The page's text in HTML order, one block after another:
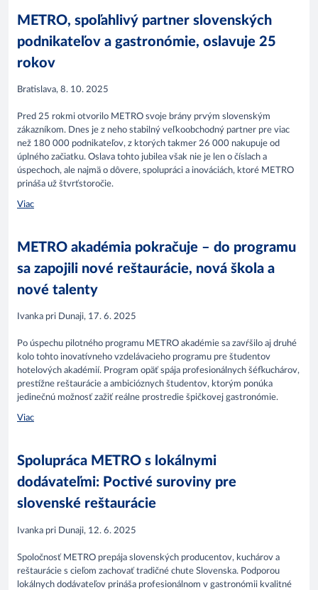
METRO, spoľahlivý partner slovenských
podnikateľov a gastronómie, oslavuje 25
rokov
Bratislava, 8. 10. 2025
Pred 25 rokmi otvorilo METRO svoje brány prvým slovenským
zákazníkom. Dnes je z neho stabilný veľkoobchodný partner pre viac
než 180 000 podnikateľov, z ktorých takmer 26 000 nakupuje od
úplného začiatku. Oslava tohto jubilea však nie je len o číslach a
úspechoch, ale najmä o dôvere, spolupráci a inováciách, ktoré METRO
prináša už štvrťstoročie.
Viac
METRO akadémia pokračuje – do programu
sa zapojili nové reštaurácie, nová škola a
nové talenty
Ivanka pri Dunaji, 17. 6. 2025
Po úspechu pilotného programu METRO akadémie sa zavŕšilo aj druhé
kolo tohto inovatívneho vzdelávacieho programu pre študentov
hotelových akadémií. Program opäť spája profesionálnych šéfkuchárov,
prestížne reštaurácie a ambicióznych študentov, ktorým ponúka
jedinečnú možnosť zažiť reálne prostredie špičkovej gastronómie.​
Viac
Spolupráca METRO s lokálnymi
dodávateľmi: Poctivé suroviny pre
slovenské reštaurácie
Ivanka pri Dunaji, 12. 6. 2025
Spoločnosť METRO prepája slovenských producentov, kuchárov a
reštaurácie s cieľom zachovať tradičné chute Slovenska. Podporou
lokálnych dodávateľov prináša profesionálnom v gastronómii kvalitné